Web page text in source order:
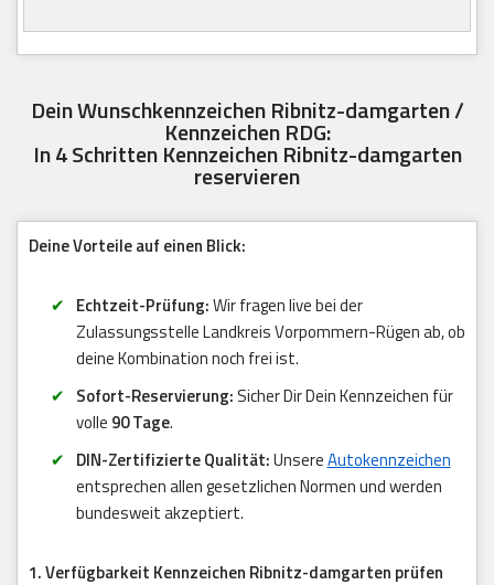
Dein Wunschkennzeichen Ribnitz-damgarten /
Kennzeichen RDG:
In 4 Schritten Kennzeichen Ribnitz-damgarten
reservieren
Deine Vorteile auf einen Blick:
Echtzeit-Prüfung:Wir fragen live bei der
Zulassungsstelle Landkreis Vorpommern-Rügen ab, ob
deine Kombination noch frei ist.
Sofort-Reservierung: Sicher Dir Dein Kennzeichen für
volle 90 Tage.
DIN-Zertifizierte Qualität:UnsereAutokennzeichen
entsprechen allen gesetzlichen Normen und werden
bundesweit akzeptiert.
1. Verfügbarkeit Kennzeichen Ribnitz-damgarten prüfen